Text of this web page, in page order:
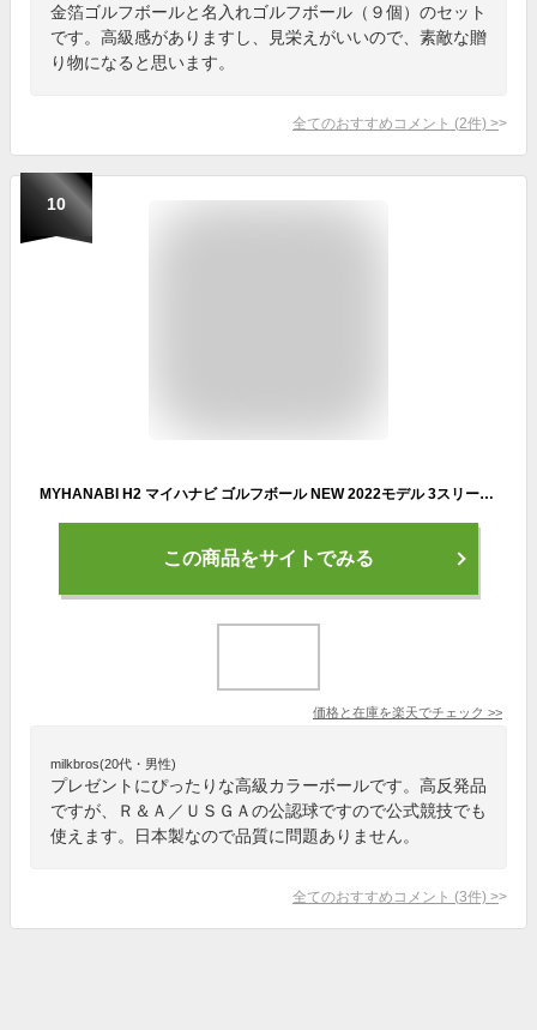
金箔ゴルフボールと名入れゴルフボール（９個）のセット
です。高級感がありますし、見栄えがいいので、素敵な贈
り物になると思います。
全てのおすすめコメント (2件) >
10
MYHANABI H2 マイハナビ ゴルフボール NEW 2022モデル 3スリーブ＋マーカーセット ホワイトシルバー ピンクシルバー イエローシルバー 飛距離アップ プレゼント ギフト 高級 カラーボール コンペ賞品 ゴルフ好き 上司 光る バレンタイン
この商品をサイトでみる
価格と在庫を楽天でチェック >>
milkbros(20代・男性)
プレゼントにぴったりな高級カラーボールです。高反発品
ですが、Ｒ＆Ａ／ＵＳＧＡの公認球ですので公式競技でも
使えます。日本製なので品質に問題ありません。
全てのおすすめコメント (3件) >